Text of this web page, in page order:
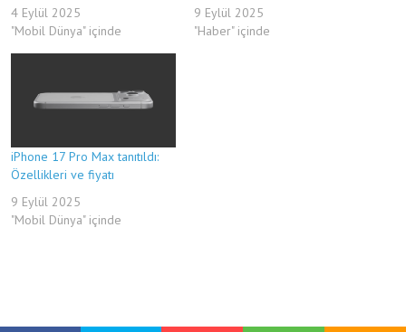
4 Eylül 2025
"Mobil Dünya" içinde
9 Eylül 2025
"Haber" içinde
iPhone 17 Pro Max tanıtıldı:
Özellikleri ve fiyatı
9 Eylül 2025
"Mobil Dünya" içinde